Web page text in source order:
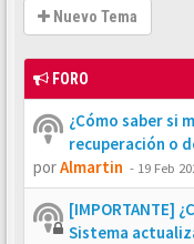
Nuevo Tema
FORO
¿Cómo saber si
recuperación o
porAlmartin - 19 Feb
[IMPORTANTE]
Sistema